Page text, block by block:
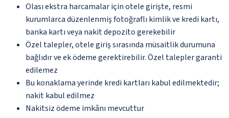
Olası ekstra harcamalar için otele girişte, resmi
kurumlarca düzenlenmiş fotoğraflı kimlik ve kredi kartı,
banka kartı veya nakit depozito gerekebilir
Özel talepler, otele giriş sırasında müsaitlik durumuna
bağlıdır ve ek ödeme gerektirebilir. Özel talepler garanti
edilemez
Bu konaklama yerinde kredi kartları kabul edilmektedir;
nakit kabul edilmez
Nakitsiz ödeme imkânı mevcuttur